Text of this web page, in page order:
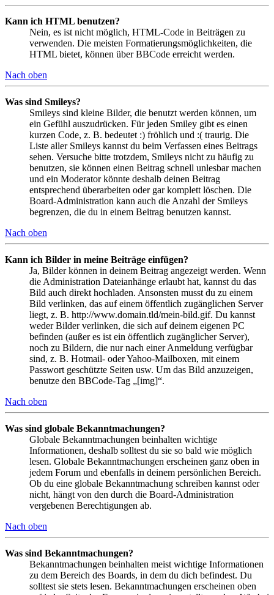
Kann ich HTML benutzen?
Nein, es ist nicht möglich, HTML-Code in Beiträgen zu
verwenden. Die meisten Formatierungsmöglichkeiten, die
HTML bietet, können über BBCode erreicht werden.
Nach oben
Was sind Smileys?
Smileys sind kleine Bilder, die benutzt werden können, um
ein Gefühl auszudrücken. Für jeden Smiley gibt es einen
kurzen Code, z. B. bedeutet :) fröhlich und :( traurig. Die
Liste aller Smileys kannst du beim Verfassen eines Beitrags
sehen. Versuche bitte trotzdem, Smileys nicht zu häufig zu
benutzen, sie können einen Beitrag schnell unlesbar machen
und ein Moderator könnte deshalb deinen Beitrag
entsprechend überarbeiten oder gar komplett löschen. Die
Board-Administration kann auch die Anzahl der Smileys
begrenzen, die du in einem Beitrag benutzen kannst.
Nach oben
Kann ich Bilder in meine Beiträge einfügen?
Ja, Bilder können in deinem Beitrag angezeigt werden. Wenn
die Administration Dateianhänge erlaubt hat, kannst du das
Bild auch direkt hochladen. Ansonsten musst du zu einem
Bild verlinken, das auf einem öffentlich zugänglichen Server
liegt, z. B. http://www.domain.tld/mein-bild.gif. Du kannst
weder Bilder verlinken, die sich auf deinem eigenen PC
befinden (außer es ist ein öffentlich zugänglicher Server),
noch zu Bildern, die nur nach einer Anmeldung verfügbar
sind, z. B. Hotmail- oder Yahoo-Mailboxen, mit einem
Passwort geschützte Seiten usw. Um das Bild anzuzeigen,
benutze den BBCode-Tag „[img]“.
Nach oben
Was sind globale Bekanntmachungen?
Globale Bekanntmachungen beinhalten wichtige
Informationen, deshalb solltest du sie so bald wie möglich
lesen. Globale Bekanntmachungen erscheinen ganz oben in
jedem Forum und ebenfalls in deinem persönlichen Bereich.
Ob du eine globale Bekanntmachung schreiben kannst oder
nicht, hängt von den durch die Board-Administration
vergebenen Berechtigungen ab.
Nach oben
Was sind Bekanntmachungen?
Bekanntmachungen beinhalten meist wichtige Informationen
zu dem Bereich des Boards, in dem du dich befindest. Du
solltest sie stets lesen. Bekanntmachungen erscheinen oben